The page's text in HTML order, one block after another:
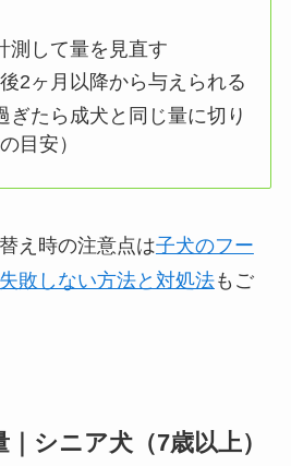
測して量を見直す
2ヶ月以降から与えられる
ぎたら成犬と同じ量に切り
目安）
え時の注意点は子犬のフー
敗しない方法と対処法もご
シニア犬（7歳以上）